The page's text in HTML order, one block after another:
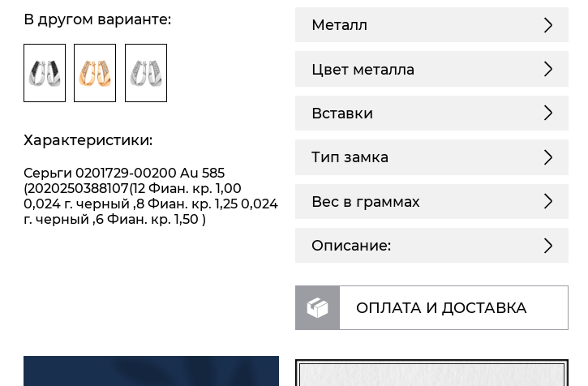
В другом варианте:
Характеристики:
Серьги 0201729-00200 Au 585
(2020250388107(12 Фиан. кр. 1,00
0,024 г. черный ,8 Фиан. кр. 1,25 0,024
г. черный ,6 Фиан. кр. 1,50 )
Металл
Цвет металла
Вставки
Тип замка
Описание:
Вес в граммах
ОПЛАТА И ДОСТАВКА